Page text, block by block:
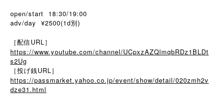
open/start 18:30/19:00
adv/day ¥2500(1d別)
［配信URL］
https://www.youtube.com/channel/UCpxzAZQlmqbRDz1BLDt
s2Ug
［投げ銭URL］
https://passmarket.yahoo.co.jp/event/show/detail/020zmh2v
dze31.html